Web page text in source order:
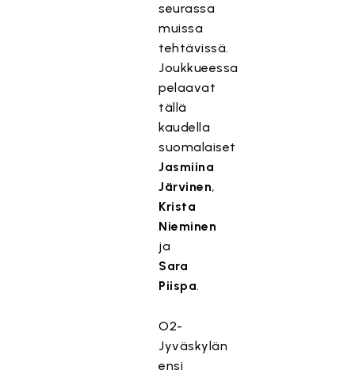
seurassa
muissa
tehtävissä.
Joukkueessa
pelaavat
tällä
kaudella
suomalaiset
Jasmiina
Järvinen,
Krista
Nieminen
ja
Sara
Piispa.
O2-
Jyväskylän
ensi